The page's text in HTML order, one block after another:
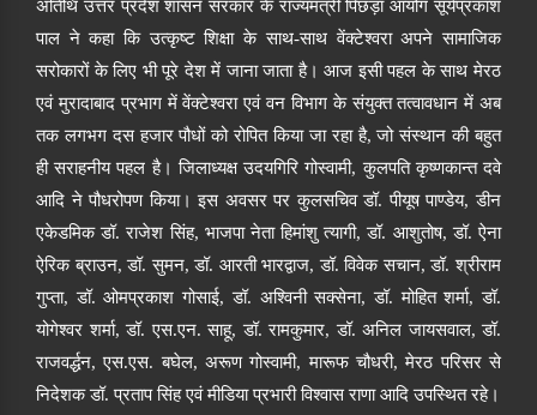
अतिथि उत्तर प्रदेश शासन सरकार के राज्यमंत्री पिछड़ा आयोग सूर्यप्रकाश
पाल ने कहा कि उत्कृष्ट शिक्षा के साथ-साथ वेंक्टेश्वरा अपने सामाजिक
सरोकारों के लिए भी पूरे देश में जाना जाता है। आज इसी पहल के साथ मेरठ
एवं मुरादाबाद प्रभाग में वेंक्टेश्वरा एवं वन विभाग के संयुक्त तत्वावधान में अब
तक लगभग दस हजार पौधों को रोपित किया जा रहा है,जो संस्थान की बहुत
ही सराहनीय पहल है। जिलाध्यक्ष उदयगिरि गोस्वामी,कुलपति कृष्णकान्त दवे
आदि नेपौधरोपण किया। इस अवसर पर कुलसचिव डॉ. पीयूष पाण्डेय,डीन
एकेडमिक डॉ. राजेश सिंह, भाजपा नेता हिमांशु त्यागी,डॉ. आशुतोष,डॉ. ऐना
ऐरिक ब्राउन,डॉ. सुमन,डॉ. आरती भारद्वाज,डॉ. विवेक सचान,डॉ. श्रीराम
गुप्ता,डॉ. ओमप्रकाश गोसाई,डॉ. अश्विनी सक्सेना,डॉ. मोहित शर्मा,डॉ.
योगेश्वर शर्मा,डॉ. एस.एन. साहू,डॉ. रामकुमार,डॉ. अनिल जायसवाल,डॉ.
राजवर्द्धन,एस.एस. बघेल,अरूण गोस्वामी,मारूफ चौधरी,मेरठ परिसर से
निदेशक डॉ. प्रताप सिंह एवं मीडिया प्रभारी विश्वास राणा आदि उपस्थित रहे।